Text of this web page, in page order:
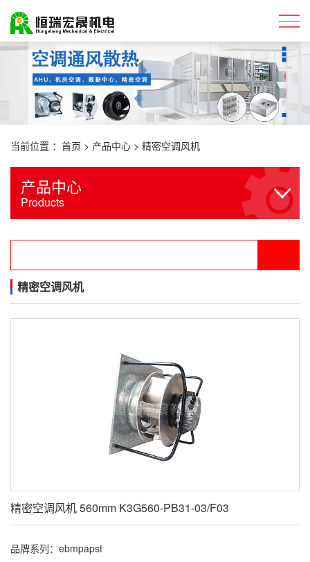
当前位置 ： 首页 > 产品中心 > 精密空调风机
产品中心
Products
精密空调风机
精密空调风机 560mm K3G560-PB31-03/F03
品牌系列：ebmpapst